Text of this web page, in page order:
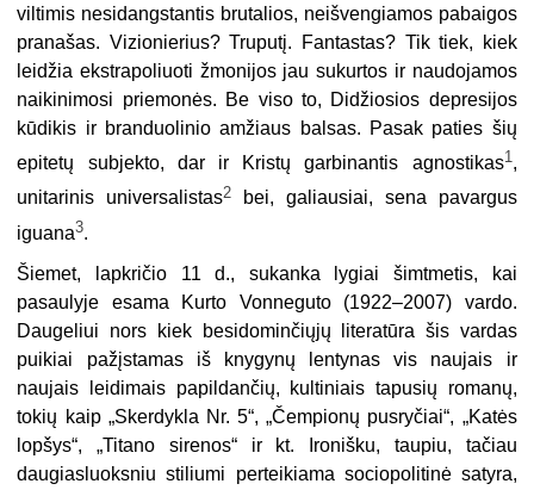
viltimis nesidangstantis brutalios, neišvengiamos pabaigos
pranašas. Vizionierius? Truputį. Fantastas? Tik tiek, kiek
leidžia ekstrapoliuoti žmonijos jau sukurtos ir naudojamos
naikinimosi priemonės. Be viso to, Didžiosios depresijos
kūdikis ir branduolinio amžiaus balsas. Pasak paties šių
epitetų subjekto, dar ir Kristų garbinantis agnostikas1,
unitarinis universalistas2 bei, galiausiai, sena pavargus
iguana3.
Šiemet, lapkričio 11 d., sukanka lygiai šimtmetis, kai
pasaulyje esama Kurto Vonneguto (1922–2007) vardo.
Daugeliui nors kiek besidominčiųjų literatūra šis vardas
puikiai pažįstamas iš knygynų lentynas vis naujais ir
naujais leidimais papildančių, kultiniais tapusių romanų,
tokių kaip „Skerdykla Nr. 5“, „Čempionų pusryčiai“, „Katės
lopšys“, „Titano sirenos“ ir kt. Ironišku, taupiu, tačiau
daugiasluoksniu stiliumi perteikiama sociopolitinė satyra,